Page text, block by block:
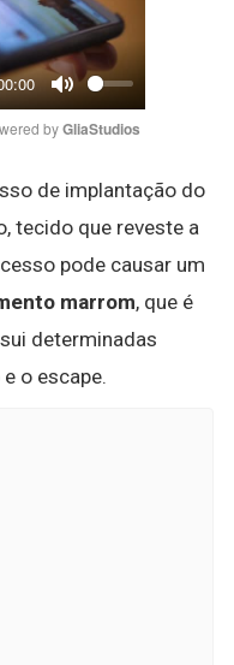
Mute
by GliaStudios
de implantação do
tecido que reveste a
pode causar um
marrom, que é
determinadas
o escape.